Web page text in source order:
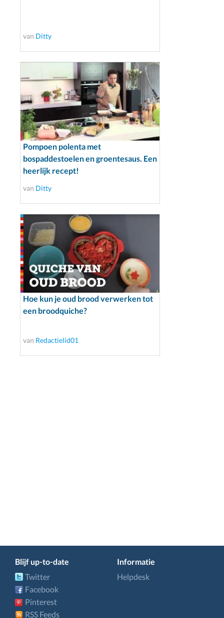
van Ditty
Pompoen polenta met
bospaddestoelen en groentesaus. Een
heerlijk recept!
van Ditty
Hoe kun je oud brood verwerken tot
een broodquiche?
van Redactielid01
Blijf up-to-date
Twitter
Facebook
Pinterest
RSS Feeds
Informatie
Helpdesk